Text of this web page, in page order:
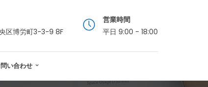
区博労町3-3-9 8F
営業時間
平日 9:00 - 18:00
い合わせ